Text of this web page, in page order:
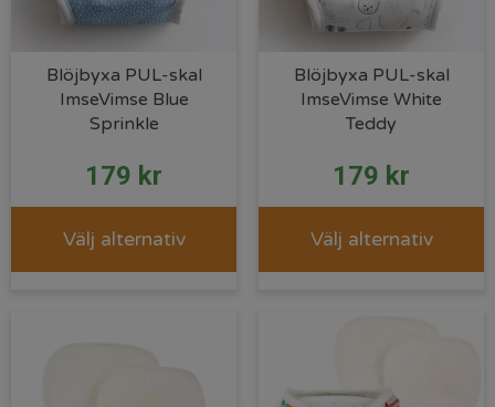
Blöjbyxa PUL-skal
ImseVimse Blue
Sprinkle
179 kr
Välj alternativ
Blöjbyxa PUL-skal
ImseVimse White
Teddy
179 kr
Välj alternativ